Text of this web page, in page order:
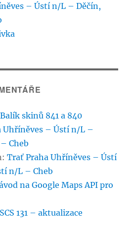
– Ústí n/L – Děčín,
Balík skinů 841 a 840
Uhříněves – Ústí n/L –
Cheb
:Trať Praha Uhříněves – Ústí
n/L – Cheb
na Google Maps API pro
131 – aktualizace